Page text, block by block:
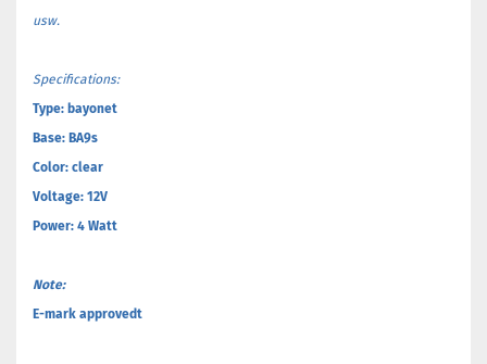
usw.
Specifications:
Type: bayonet
Base: BA9s
Color: clear
Voltage: 12V
Power: 4 Watt
Note:
E-mark approvedt